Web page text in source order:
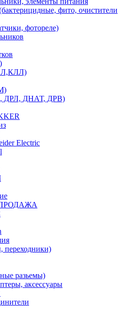
фито, очистители
фотореле)
ДРЛ, ДНАТ, ДРВ)
Electric
переходники)
разьемы)
аксессуары